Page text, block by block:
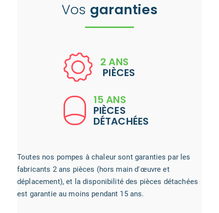
Vos garanties
2 ANS
PIÈCES
15 ANS
PIÈCES
DÉTACHÉES
Toutes nos pompes à chaleur sont garanties par les
fabricants 2 ans pièces (hors main d'œuvre et
déplacement), et la disponibilité des pièces détachées
est garantie au moins pendant 15 ans.